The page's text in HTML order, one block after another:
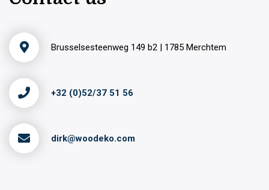
Brusselsesteenweg 149 b2 | 1785 Merchtem
+32 (0)52/37 51 56
dirk@woodeko.com